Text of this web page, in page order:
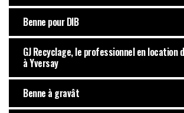
Benne pour DIB
GJ Recyclage, le professionnel en location
à Yversay
Benne à gravât